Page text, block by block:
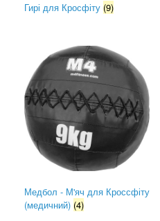
Гирі для Кросфіту (9)
Медбол - М'яч для Кроссфіту
(медичний) (4)